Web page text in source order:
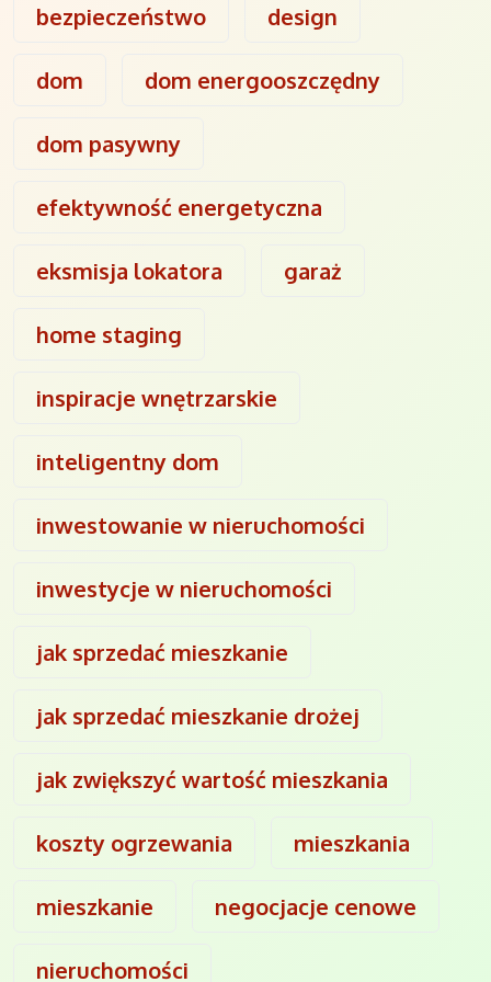
bezpieczeństwo design
dom dom energooszczędny
dom pasywny
efektywność energetyczna
eksmisja lokatora garaż
home staging
inspiracje wnętrzarskie
inteligentny dom
inwestowanie w nieruchomości
inwestycje w nieruchomości
jak sprzedać mieszkanie
jak sprzedać mieszkanie drożej
jak zwiększyć wartość mieszkania
koszty ogrzewania mieszkania
mieszkanie negocjacje cenowe
nieruchomości